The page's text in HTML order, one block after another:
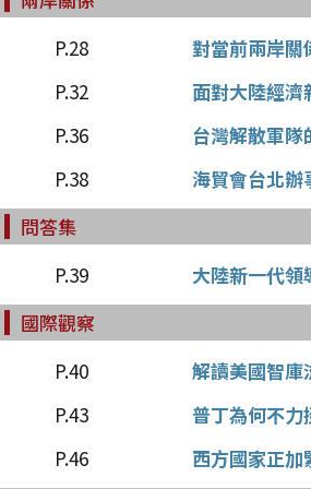
P.28
對當前兩岸關
P.32
面對大陸經濟
P.36
台灣解散軍
P.38
海貿會台北辦
問答集
P.39
大陸新一代
國際觀察
P.40
解讀美國智庫
P.43
普丁為何不力
P.46
西方國家正